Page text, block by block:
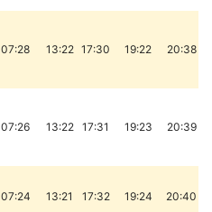
07:28 13:22 17:30 19:22 20:38
07:26 13:22 17:31 19:23 20:39
07:24 13:21 17:32 19:24 20:40